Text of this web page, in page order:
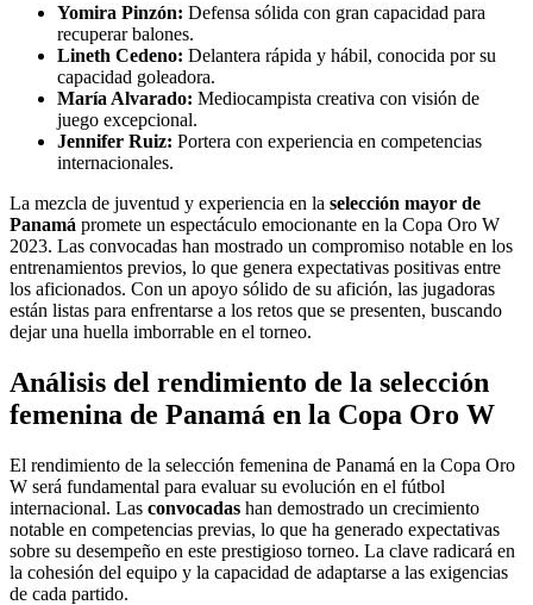
Yomira Pinzón: Defensa sólida con gran capacidad para
recuperar balones.
Lineth Cedeno: Delantera rápida y hábil, conocida por su
capacidad goleadora.
María Alvarado: Mediocampista creativa con visión de
juego excepcional.
Jennifer Ruiz: Portera con experiencia en competencias
internacionales.
La mezcla de juventud y experiencia en la selección mayor de
Panamá promete un espectáculo emocionante en la Copa Oro W
2023. Las convocadas han mostrado un compromiso notable en los
entrenamientos previos, lo que genera expectativas positivas entre
los aficionados. Con un apoyo sólido de su afición, las jugadoras
están listas para enfrentarse a los retos que se presenten, buscando
dejar una huella imborrable en el torneo.
Análisis del rendimiento de la selección
femenina de Panamá en la Copa Oro W
El rendimiento de la selección femenina de Panamá en la Copa Oro
W será fundamental para evaluar su evolución en el fútbol
internacional. Las convocadas han demostrado un crecimiento
notable en competencias previas, lo que ha generado expectativas
sobre su desempeño en este prestigioso torneo. La clave radicará en
la cohesión del equipo y la capacidad de adaptarse a las exigencias
de cada partido.